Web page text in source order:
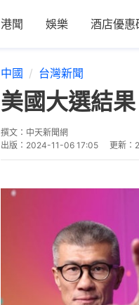
港聞 娛樂 酒店優惠
中國 台灣新聞
美國大選結
撰文： 中天新聞網
出版： 2024-11-06 17:05 更新：